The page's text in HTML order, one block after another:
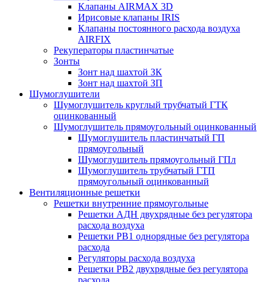
Клапаны AIRMAX 3D
Ирисовые клапаны IRIS
Клапаны постоянного расхода воздуха
AIRFIX
Рекуператоры пластинчатые
Зонты
Зонт над шахтой ЗК
Зонт над шахтой ЗП
Шумоглушители
Шумоглушитель круглый трубчатый ГТК
оцинкованный
Шумоглушитель прямоугольный оцинкованный
Шумоглушитель пластинчатый ГП
прямоугольный
Шумоглушитель прямоугольный ГПл
Шумоглушитель трубчатый ГТП
прямоугольный оцинкованный
Вентиляционные решетки
Решетки внутренние прямоугольные
Решетки АДН двухрядные без регулятора
расхода воздуха
Решетки РВ1 однорядные без регулятора
расхода
Регуляторы расхода воздуха
Решетки РВ2 двухрядные без регулятора
расхода